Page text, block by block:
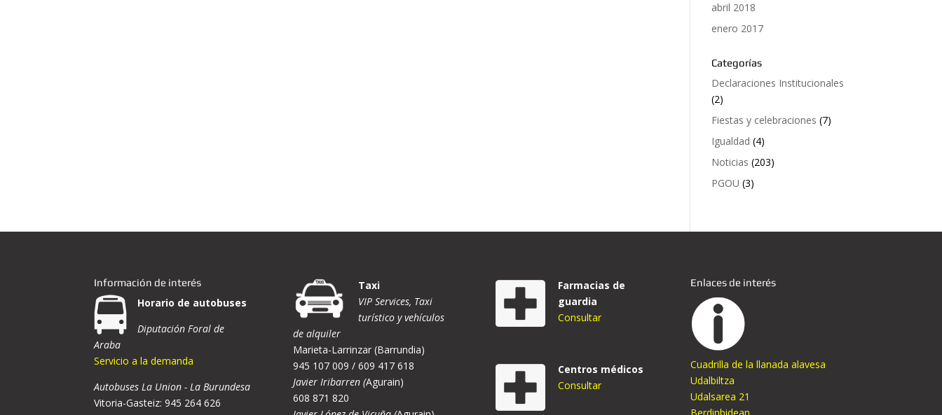
abril 2018
enero 2017
Categorías
Declaraciones Institucionales
(2)
Fiestas y celebraciones (7)
Igualdad (4)
Noticias (203)
PGOU (3)
Información de interés
Horario de autobuses
Diputación Foral de
Araba
Servicio a la demanda
Autobuses La Union - La Burundesa
Vitoria-Gasteiz: 945 264 626
Taxi
VIP Services, Taxi
turístico y vehículos
de alquiler
Marieta-Larrinzar (Barrundia)
945 107 009 / 609 417 618
Javier Iribarren (Agurain)
608 871 820
Farmacias de
guardia
Consultar
Centros médicos
Consultar
Enlaces de interés
Cuadrilla de la llanada alavesa
Udalbiltza
Udalsarea 21
Berdinbidean